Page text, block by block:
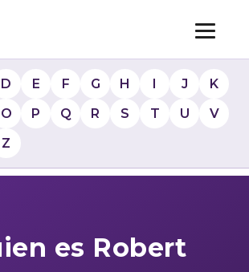
D E F G H I J
K
O P Q R S T U
V
Z
es Robert